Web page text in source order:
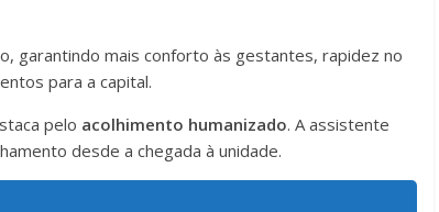
garantindo mais conforto às gestantes, rapidez no
para a capital.
pelo acolhimento humanizado. A assistente
desde a chegada à unidade.